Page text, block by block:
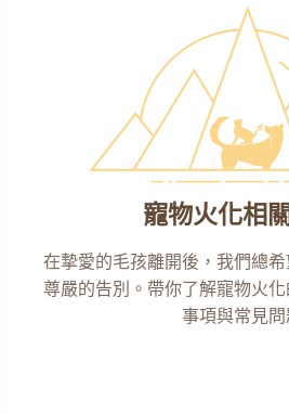
寵物火化相
在摯愛的毛孩離開後，我們總
尊嚴的告別。帶你了解寵物火
事項與常見問